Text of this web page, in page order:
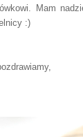
Mam
:)